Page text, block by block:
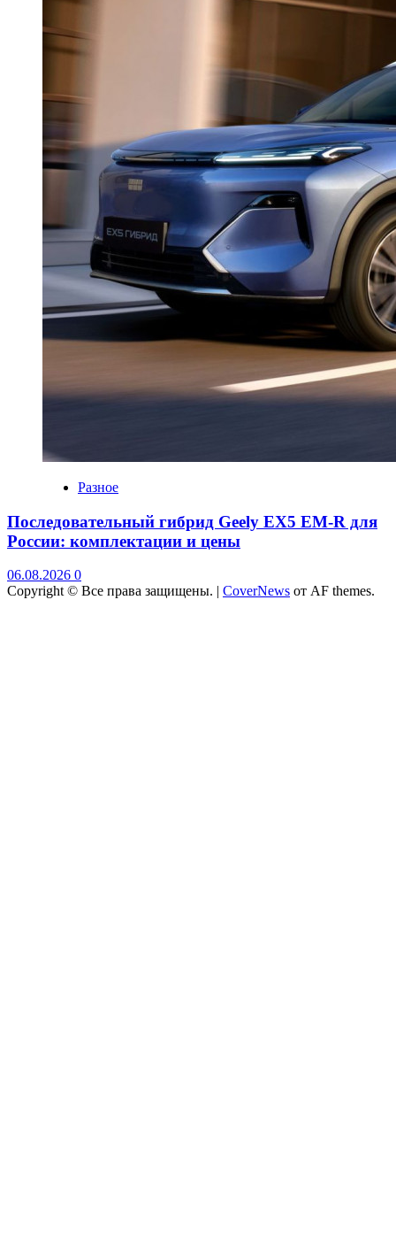
Разное
Последовательный гибрид Geely EX5 EM-R для
России: комплектации и цены
06.08.2026 0
Copyright © Все права защищены. | CoverNews от AF themes.